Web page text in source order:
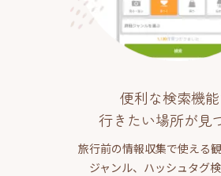
便利な検索機
行きたい場所が見
旅行前の情報収集で使える観
ジャンル、ハッシュタグ検